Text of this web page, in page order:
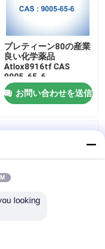
プレティーン80の産業
良い化学薬品
Atlox8916tf CAS
9005-65-6
お問い合わせを送信
looking